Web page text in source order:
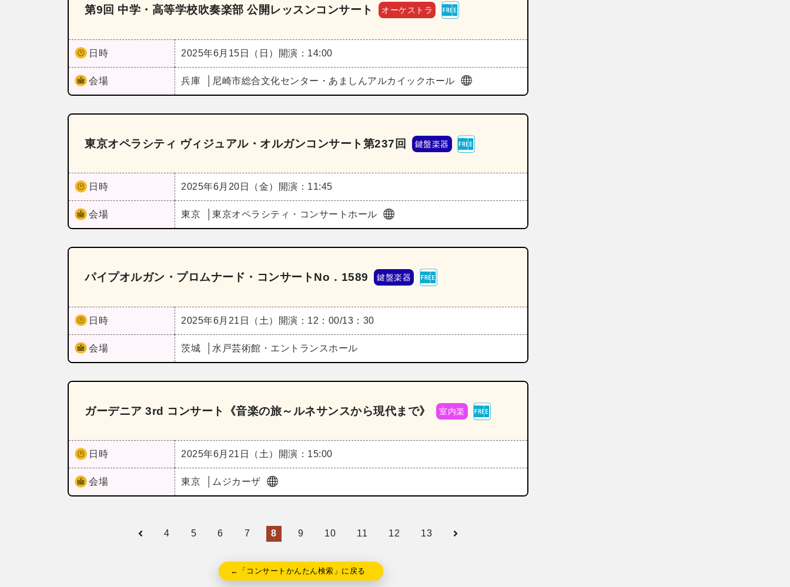
第9回 中学・高等学校吹奏楽部 公開レッスンコンサート オーケストラ
日時 2025年6月15日（日） 開演：14:00
会場 兵庫 尼崎市総合文化センター・あましんアルカイックホール
東京オペラシティ ヴィジュアル・オルガンコンサート第237回 鍵盤楽器
日時 2025年6月20日（金） 開演：11:45
会場 東京 東京オペラシティ・コンサートホール
パイプオルガン・プロムナード・コンサートNo．1589 鍵盤楽器
日時 2025年6月21日（土） 開演：12：00/13：30
会場 茨城 水戸芸術館・エントランスホール
ガーデニア 3rd コンサート《音楽の旅～ルネサンスから現代まで》 室内楽
日時 2025年6月21日（土） 開演：15:00
会場 東京 ムジカーザ
4 5 6 7 8 9 10 11 12 13
←「コンサートかんたん検索」に戻る